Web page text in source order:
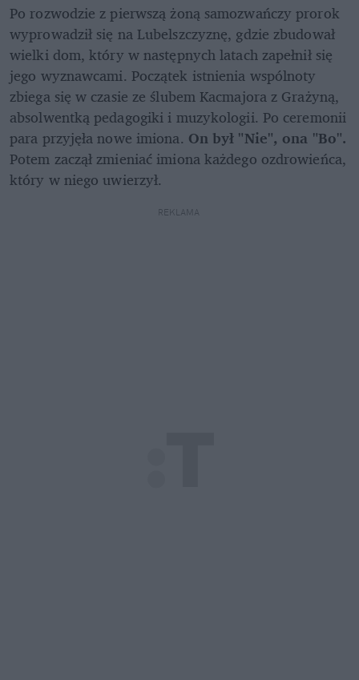
Po rozwodzie z pierwszą żoną samozwańczy prorok
wyprowadził się na Lubelszczyznę, gdzie zbudował
wielki dom, który w następnych latach zapełnił się
jego wyznawcami. Początek istnienia wspólnoty
zbiega się w czasie ze ślubem Kacmajora z Grażyną,
absolwentką pedagogiki i muzykologii. Po ceremonii
para przyjęła nowe imiona. On był "Nie", ona "Bo".
Potem zaczął zmieniać imiona każdego ozdrowieńca,
który w niego uwierzył.
REKLAMA